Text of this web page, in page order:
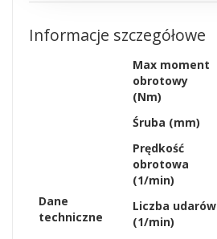
Informacje szczegółowe
Dane
techniczne
Max moment
obrotowy
(Nm)
Śruba (mm)
Prędkość
obrotowa
(1/min)
Liczba udarów
(1/min)